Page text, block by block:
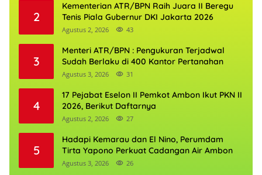
2
Kementerian ATR/BPN Raih Juara II Beregu
Tenis Piala Gubernur DKI Jakarta 2026
Agustus 2, 2026 43
3
Menteri ATR/BPN : Pengukuran Terjadwal
Sudah Berlaku di 400 Kantor Pertanahan
Agustus 3, 2026 31
4
17 Pejabat Eselon II Pemkot Ambon Ikut PKN II
2026, Berikut Daftarnya
Agustus 2, 2026 27
5
Hadapi Kemarau dan El Nino, Perumdam
Tirta Yapono Perkuat Cadangan Air Ambon
Agustus 3, 2026 26